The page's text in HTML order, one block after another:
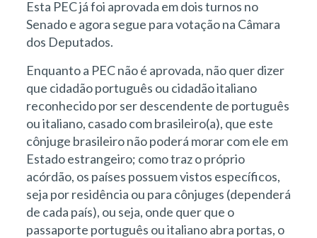
Esta PEC já foi aprovada em dois turnos no
Senado e agora segue para votação na Câmara
dos Deputados.
Enquanto a PEC não é aprovada, não quer dizer
que cidadão português ou cidadão italiano
reconhecido por ser descendente de português
ou italiano, casado com brasileiro(a), que este
cônjuge brasileiro não poderá morar com ele em
Estado estrangeiro; como traz o próprio
acórdão, os países possuem vistos específicos,
seja por residência ou para cônjuges (dependerá
de cada país), ou seja, onde quer que o
passaporte português ou italiano abra portas, o